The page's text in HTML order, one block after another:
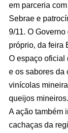
em parceria
Sebrae e
9/11. O
próprio, da feira
O espaço oficial
e os sabores da
vinícolas
queijos mineiros.
A ação também
cachaças da